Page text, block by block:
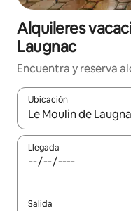
Alquileres
Laugnac
Encuentra y reserva
Ubicación
Cuando los
Llegada
Salida